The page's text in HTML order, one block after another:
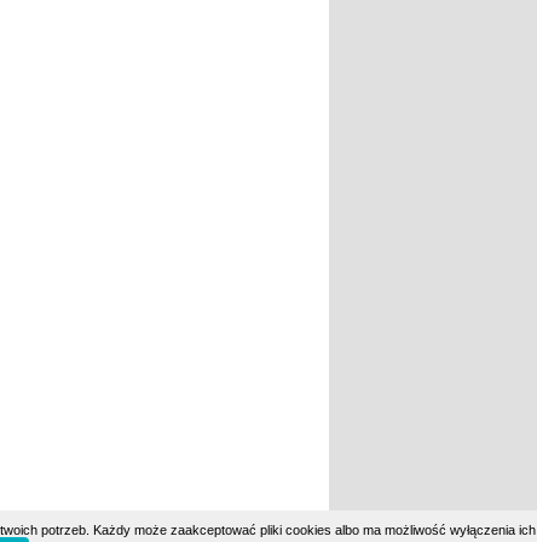
potrzeb. Każdy może zaakceptować pliki cookies albo ma możliwość wyłączenia ich